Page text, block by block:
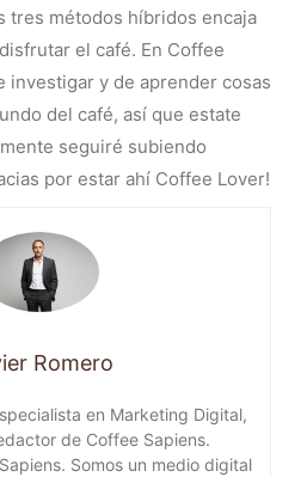
tres métodos híbridos encaja
el café. En Coffee
investigar y de aprender cosas
del café, así que estate
seguiré subiendo
por estar ahí Coffee Lover!
Romero
en Marketing Digital,
de Coffee Sapiens.
Somos un medio digital